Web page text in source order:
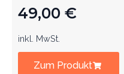
49,00 €
inkl. MwSt.
Zum Produkt